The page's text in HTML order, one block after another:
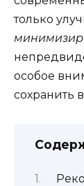
только
особое
сохранить